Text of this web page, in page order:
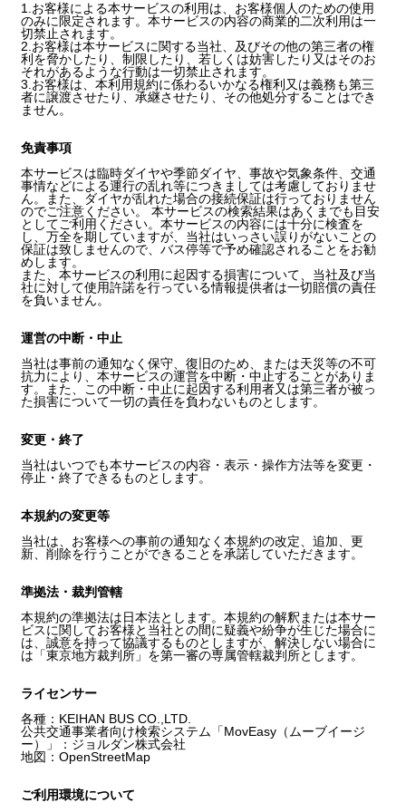
1.お客様による本サービスの利用は、お客様個人のための使用
のみに限定されます。本サービスの内容の商業的二次利用は一
切禁止されます。
2.お客様は本サービスに関する当社、及びその他の第三者の権
利を脅かしたり、制限したり、若しくは妨害したり又はそのお
それがあるような行動は一切禁止されます。
3.お客様は、本利用規約に係わるいかなる権利又は義務も第三
者に譲渡させたり、承継させたり、その他処分することはでき
ません。
免責事項
本サービスは臨時ダイヤや季節ダイヤ、事故や気象条件、交通
事情などによる運行の乱れ等につきましては考慮しておりませ
ん。また、ダイヤが乱れた場合の接続保証は行っておりません
のでご注意ください。 本サービスの検索結果はあくまでも目安
としてご利用ください。本サービスの内容には十分に検査を
し、万全を期していますが、当社はいっさい誤りがないことの
保証は致しませんので、バス停等で予め確認されることをお勧
めします。
また、本サービスの利用に起因する損害について、当社及び当
社に対して使用許諾を行っている情報提供者は一切賠償の責任
を負いません。
運営の中断・中止
当社は事前の通知なく保守、復旧のため、または天災等の不可
抗力により、本サービスの運営を中断・中止することがありま
す。また、この中断・中止に起因する利用者又は第三者が被っ
た損害について一切の責任を負わないものとします。
変更・終了
当社はいつでも本サービスの内容・表示・操作方法等を変更・
停止・終了できるものとします。
本規約の変更等
当社は、お客様への事前の通知なく本規約の改定、追加、更
新、削除を行うことができることを承諾していただきます。
準拠法・裁判管轄
本規約の準拠法は日本法とします。本規約の解釈または本サー
ビスに関してお客様と当社との間に疑義や紛争が生じた場合に
は、誠意を持って協議するものとしますが、解決しない場合に
は「東京地方裁判所」を第一審の専属管轄裁判所とします。
ライセンサー
各種：KEIHAN BUS CO.,LTD.
公共交通事業者向け検索システム「MovEasy（ムーブイージ
ー）」：ジョルダン株式会社
地図：OpenStreetMap
ご利用環境について